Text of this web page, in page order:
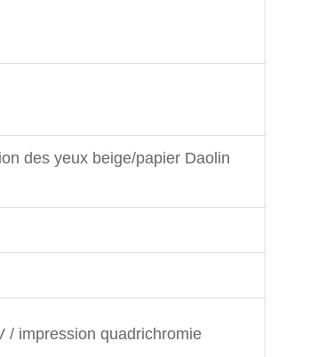
des yeux beige/papier Daolin
/ impression quadrichromie